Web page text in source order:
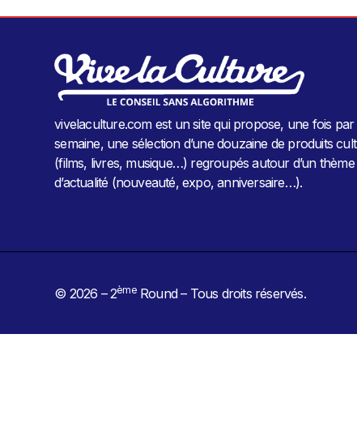
vivelaculture.com est un site qui propose, une fois par
semaine, une sélection d’une douzaine de produits
(films, livres, musique…) regroupés autour d’un thème
d’actualité (nouveauté, expo, anniversaire…).
© 2026 – 2èmeRound – Tous droits réservés.